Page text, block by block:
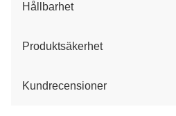
Hållbarhet
Produktsäkerhet
Kundrecensioner